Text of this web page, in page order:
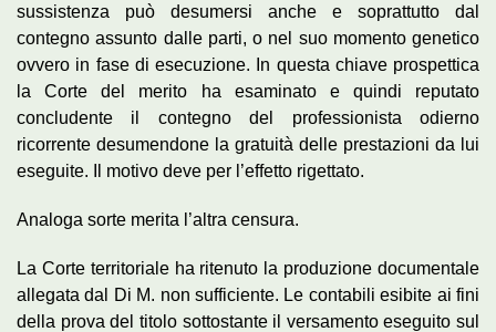
sussistenza può desumersi anche e soprattutto dal
contegno assunto dalle parti, o nel suo momento genetico
ovvero in fase di esecuzione. In questa chiave prospettica
la Corte del merito ha esaminato e quindi reputato
concludente il contegno del professionista odierno
ricorrente desumendone la gratuità delle prestazioni da lui
eseguite. Il motivo deve per l’effetto rigettato.
Analoga sorte merita l’altra censura.
La Corte territoriale ha ritenuto la produzione documentale
allegata dal Di M. non sufficiente. Le contabili esibite ai fini
della prova del titolo sottostante il versamento eseguito sul